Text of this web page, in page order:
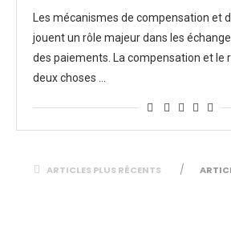
Les mécanismes de compensation et
jouent un rôle majeur dans les
des paiements. La compensation et le
deux choses …
ARTICLES PLUS RÉCENTS